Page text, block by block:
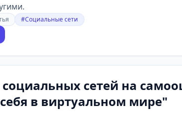
#Социальные сети
сетей на
в виртуальном мире"